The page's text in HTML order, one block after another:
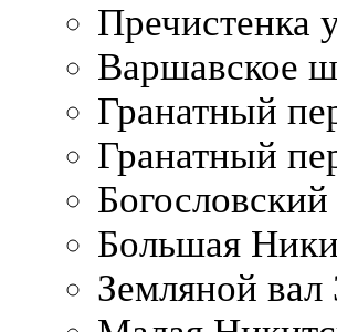
Пречистенка
Варшавское
Гранатный
Гранатный
Большая
Земляной вал